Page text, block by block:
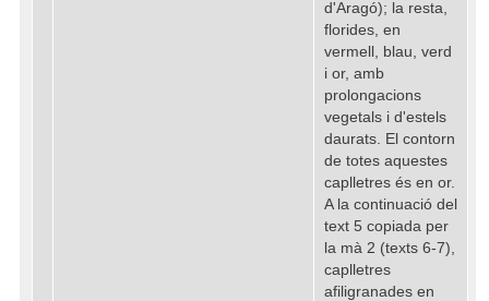
d'Aragó); la resta,
florides, en
vermell, blau, verd
i or, amb
prolongacions
vegetals i d'estels
daurats. El contorn
de totes aquestes
caplletres és en or.
A la continuació del
text 5 copiada per
la mà 2 (texts 6-7),
caplletres
afiligranades en